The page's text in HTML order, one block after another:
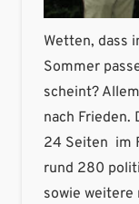
Wetten, dass
Sommer
scheint?
nach Frieden.
24 Seiten im
rund 280
sowie